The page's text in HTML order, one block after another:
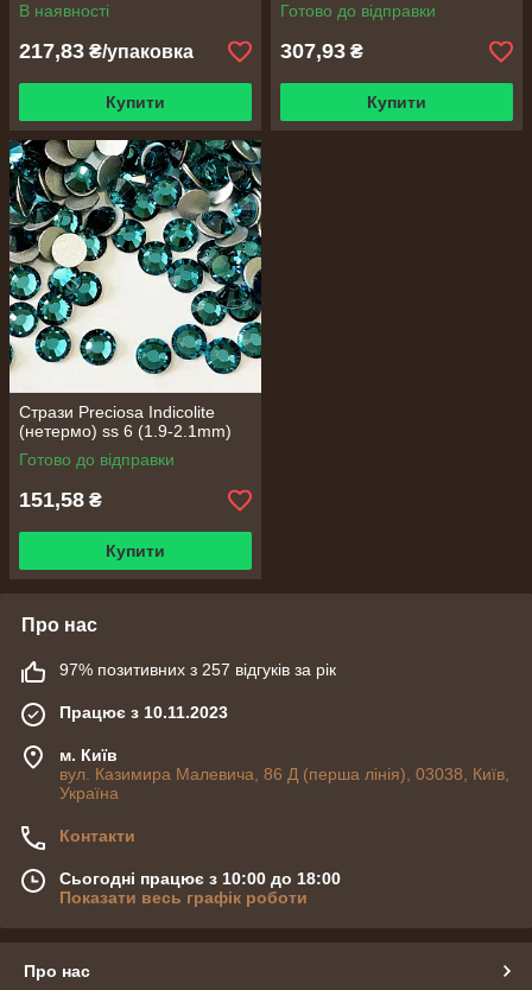
В наявності
217,83 ₴/упаковка
Купити
Готово до відправки
307,93 ₴
Купити
Стрази Preciosa Indicolite
(нетермо) ss 6 (1.9-2.1mm)
Готово до відправки
151,58 ₴
Купити
Про нас
97% позитивних з 257 відгуків за рік
Працює з 10.11.2023
м. Київ
вул. Казимира Малевича, 86 Д (перша лінія), 03038, Київ,
Україна
Контакти
Сьогодні працює з 10:00 до 18:00
Показати весь графік роботи
Про нас